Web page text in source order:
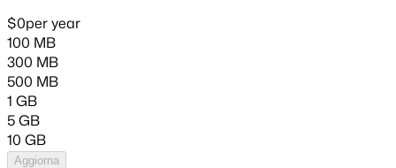
$0per year
100 MB
300 MB
500 MB
1 GB
5 GB
10 GB
Aggiorna